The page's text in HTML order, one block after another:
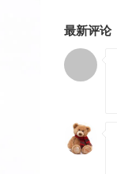
最新评论